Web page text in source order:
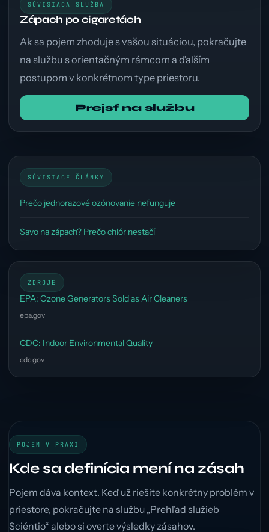
SÚVISIACA SLUŽBA
Zápach po cigaretách
Ak sa pojem zhoduje s vašou situáciou, pokračujte
na službu s orientačným rámcom a ďalším
postupom v konkrétnom type priestoru.
Prejsť na službu
SÚVISIACE ČLÁNKY
Prečo jednorazové ozónovanie nefunguje
Savo na zápach? Prečo chlór nestačí
ZDROJE
EPA: Ozone Generators Sold as Air Cleaners
epa.gov
CDC: Indoor Environmental Quality
cdc.gov
POJEM V PRAXI
Kde sa definícia mení na zásah
Pojem dáva kontext. Keď už riešite konkrétny problém v
priestore, pokračujte na službu „Prehľad služieb
Sciéntio“ alebo si overte výsledky zásahov.